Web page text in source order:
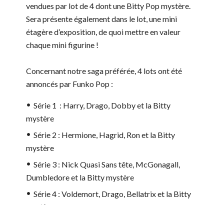
vendues par lot de 4 dont une Bitty Pop mystère.
Sera présente également dans le lot, une mini
étagère d’exposition, de quoi mettre en valeur
chaque mini figurine !
Concernant notre saga préférée, 4 lots ont été
annoncés par Funko Pop :
Série 1 : Harry, Drago, Dobby et la Bitty
mystère
Série 2 : Hermione, Hagrid, Ron et la Bitty
mystère
Série 3 : Nick Quasi Sans tête, McGonagall,
Dumbledore et la Bitty mystère
Série 4 : Voldemort, Drago, Bellatrix et la Bitty